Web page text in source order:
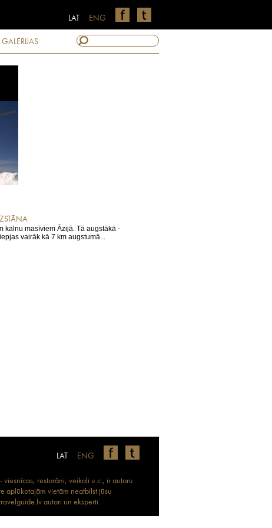
ENG
LAT
kalnu masīviem Āzijā. Tā augstākā -
vairāk kā 7 km augstumā...
ENG
LAT
restorāni, veikali u.c., ir autoru
aplūkotajām vietām neatbilst jūsu
autori un eksperti.